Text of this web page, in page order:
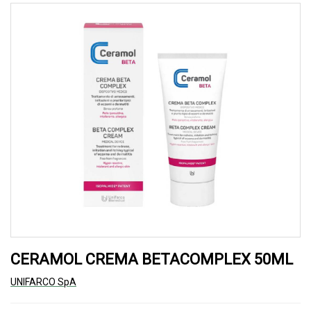
CERAMOL CREMA BETACOMPLEX 50ML
UNIFARCO SpA